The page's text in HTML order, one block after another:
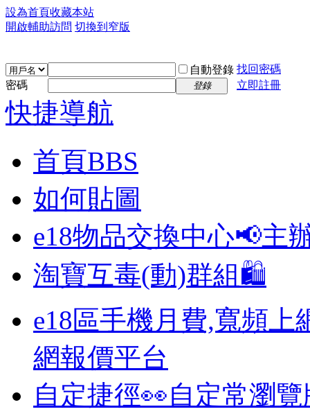
設為首頁收藏本站
開啟輔助訪問 切換到窄版
自動登錄 找回密碼
密碼
登錄 立即註冊
快捷導航
首頁BBS
如何貼圖
e18物品交換中心📢主
淘寶互毒(動)群組🛍️
e18區手機月費,寬頻上
網報價平台
自定捷徑👀自定常瀏